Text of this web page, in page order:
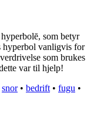
som betyr
hyperbol vanligvis for
som brukes
var til hjelp!
snor• bedrift • fugu •